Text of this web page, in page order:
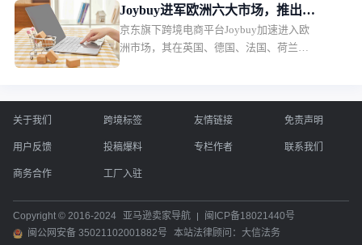
款儿童夜灯，月销售额49.36万美元，销量
2.2万。
Joybuy进军欧洲六大市场，推出当
日配送和低价会员模式
京东旗下跨境电商平台Joybuy加速进入欧
洲市场，其在英国、德国、法国、荷兰、
物流体系。
关于我们 跨境标签 友情链接 免责声明
用户反馈 投稿爆料 专栏作者 联系我们
商务合作 工厂入驻
Copyright © 2016-2024 亚马逊卖家导航
闽ICP备18021440号
闽公网安备 35021102001882号
本站法律顾问：大信法务